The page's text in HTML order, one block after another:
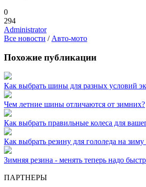
0
294
Administrator
Все новости / Авто-мото
Похожие публикации
Как выбрать шины для разных условий
Чем летние шины отличаются от зимних?
Как выбрать правильные колеса для
Как выбрать резину для гололеда на зиму
Зимняя резина - менять теперь надо
ПАРТНЕРЫ